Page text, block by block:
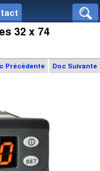
32 x 74
Précédente Doc Suivante